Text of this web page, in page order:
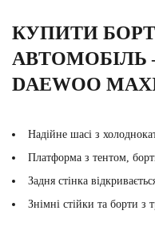
КУПИТИ
АВТОМОБІЛЬ
DAEWOO
Надійне шасі з
Платформа з тентом,
Задня стінка
Знімні стійки та борти